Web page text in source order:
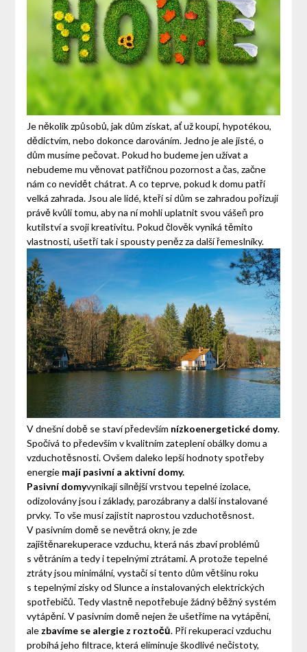
Je několik způsobů, jak dům získat, ať už koupí, hypotékou,
dědictvím, nebo dokonce darováním. Jedno je ale jisté, o
dům musíme pečovat. Pokud ho budeme jen užívat a
nebudeme mu věnovat patřičnou pozornost a čas, začne
nám co nevidět chátrat. A co teprve, pokud k domu patří
velká zahrada. Jsou ale lidé, kteří si dům se zahradou pořizují
právě kvůli tomu, aby na ní mohli uplatnit svou vášeň pro
kutilství a svoji kreativitu. Pokud člověk vyniká těmito
vlastnosti, ušetří tak i spousty peněz za další řemeslníky.
V dnešní době se staví především nízkoenergetické domy.
Spočívá to především v kvalitním zateplení obálky domu a
vzduchotěsnosti. Ovšem daleko lepší hodnoty spotřeby
energie mají pasivní a aktivní domy.
Pasivní domyvynikají silnější vrstvou tepelné izolace,
odizolovány jsou i základy, parozábrany a další instalované
prvky. To vše musí zajistit naprostou vzduchotěsnost.
V pasivním domě se nevětrá okny, je zde
zajištěnarekuperace vzduchu, která nás zbaví problémů
s větráním a tedy i tepelnými ztrátami. A protože tepelné
ztráty jsou minimální, vystačí si tento dům většinu roku
s tepelnými zisky od Slunce a instalovaných elektrických
spotřebičů. Tedy vlastně nepotřebuje žádný běžný systém
vytápění. V pasivním domě nejen že ušetříme na vytápění,
ale zbavíme se alergie z roztočů. Při rekuperaci vzduchu
probíhá jeho filtrace, která eliminuje škodlivé nečistoty,